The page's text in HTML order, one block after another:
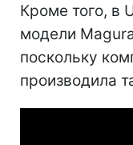
Кроме того, в
модели
поскольку
производила